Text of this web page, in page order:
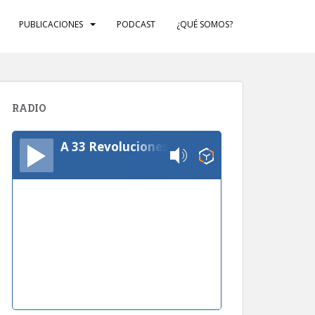
PUBLICACIONES PODCAST ¿QUÉ SOMOS?
RADIO
A 33 Revoluciones